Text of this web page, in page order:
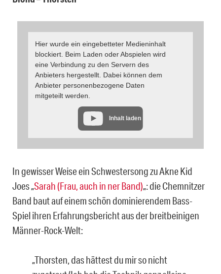
Hier wurde ein eingebetteter Medieninhalt
blockiert. Beim Laden oder Abspielen wird
eine Verbindung zu den Servern des
Anbieters hergestellt. Dabei können dem
Anbieter personenbezogene Daten
mitgeteilt werden.
Inhalt laden
In gewisser Weise ein Schwestersong zu Akne Kid
Joes „Sarah (Frau, auch in ner Band)„: die Chemnitzer
Band baut auf einem schön dominierendem Bass-
Spiel ihren Erfahrungsbericht aus der breitbeinigen
Männer-Rock-Welt:
„Thorsten, das hättest du mir so nicht